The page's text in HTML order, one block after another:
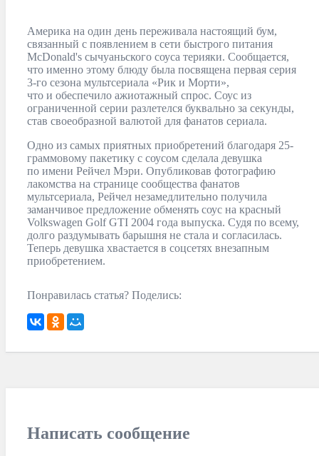
Америка на один день переживала настоящий бум,
связанный с появлением в сети быстрого питания
McDonald's сычуаньского соуса терияки. Сообщается,
что именно этому блюду была посвящена первая серия
3-го сезона мультсериала «Рик и Морти»,
что и обеспечило ажиотажный спрос. Соус из
ограниченной серии разлетелся буквально за секунды,
став своеобразной валютой для фанатов сериала.
Одно из самых приятных приобретений благодаря 25-
граммовому пакетику с соусом сделала девушка
по имени Рейчел Мэри. Опубликовав фотографию
лакомства на странице сообщества фанатов
мультсериала, Рейчел незамедлительно получила
заманчивое предложение обменять соус на красный
Volkswagen Golf GTI 2004 года выпуска. Судя по всему,
долго раздумывать барышня не стала и согласилась.
Теперь девушка хвастается в соцсетях внезапным
приобретением.
Понравилась статья? Поделись:
Написать сообщение